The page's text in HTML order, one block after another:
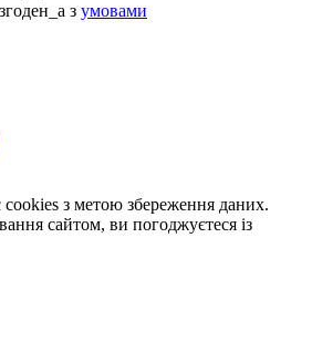
з умовами
з метою збереження даних.
сайтом, ви погоджуєтеся із